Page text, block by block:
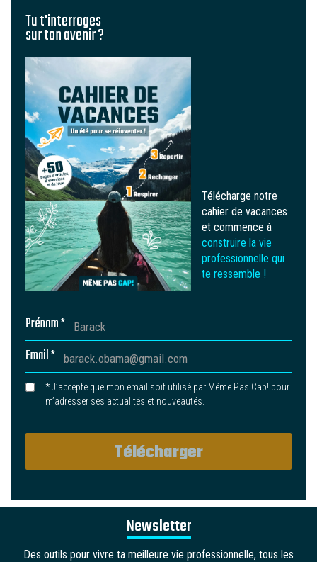
Tu t'interroges
sur ton avenir ?
Télécharge notre
cahier de vacances
et commence à
construire la vie
professionnelle qui
te ressemble !
Prénom *
Email *
* J’accepte que mon email soit utilisé par Même Pas Cap! pour
m’adresser ses actualités et nouveautés.
Newsletter
Des outils pour vivre ta meilleure vie professionnelle, tous les